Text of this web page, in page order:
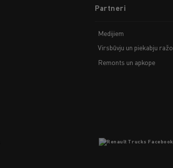
menuPartneri
Medijiem
Virsbūvju un piekabju
Remonts un apkope